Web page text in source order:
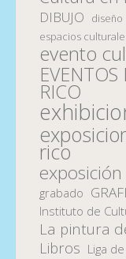
DIBUJO diseño
espacios
evento
RICO
rico
exposición
grabado
Instituto de
La pintura
Libros Liga